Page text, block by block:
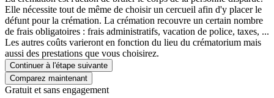
Elle nécessite tout de même de choisir un cercueil afin d'y placer le
défunt pour la crémation. La crémation recouvre un certain nombre
de frais obligatoires : frais administratifs, vacation de police, taxes, ...
Les autres coûts varieront en fonction du lieu du crématorium mais
aussi des prestations que vous choisirez.
Continuer à l'étape suivante
Gratuit et sans engagement